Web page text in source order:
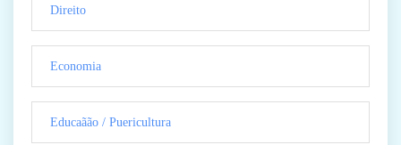
Direito
Economia
Educaãão / Puericultura